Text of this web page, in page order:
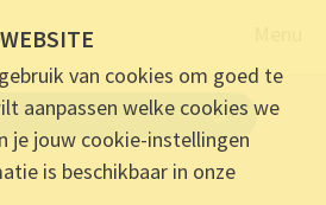
van cookies om goed te
aanpassen welke cookies we
je jouw cookie-instellingen
is beschikbaar in onze